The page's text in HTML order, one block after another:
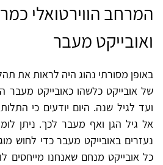
המרחב הווירטואלי
ואובייקט מעבר
באופן מסורתי נהוג היה לראות את
של אובייקט כלשהו כאובייקט מעבר
ועד לגיל שנה. היום יודעים כי
אל גיל הגן ואף מעבר לכך. ניתן
נעזרים באובייקט מעבר כדי לחוש
כל אובייקט מנחם שאנחנו מייחסים